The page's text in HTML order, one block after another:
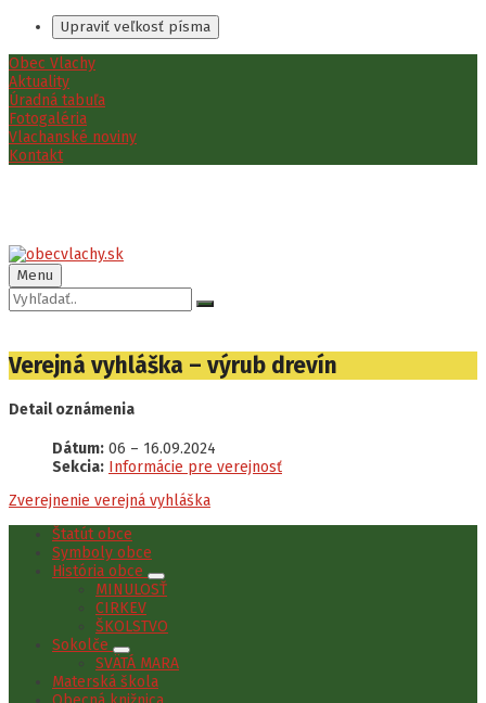
Upraviť veľkosť písma
Preskočiť
na
obsah
Preskočiť
na
ľavý
panel
Preskočiť
na
pätičku
Obec Vlachy
Aktuality
Úradná tabuľa
Fotogaléria
Vlachanské noviny
Kontakt
Menu
Vyhľadávanie:
Verejná vyhláška – výrub drevín
Detail oznámenia
Dátum: 06 – 16.09.2024
Sekcia: Informácie pre verejnosť
Zverejnenie verejná vyhláška
Štatút obce
Symboly obce
História obce
MINULOSŤ
CIRKEV
ŠKOLSTVO
Sokolče
SVÄTÁ MARA
Materská škola